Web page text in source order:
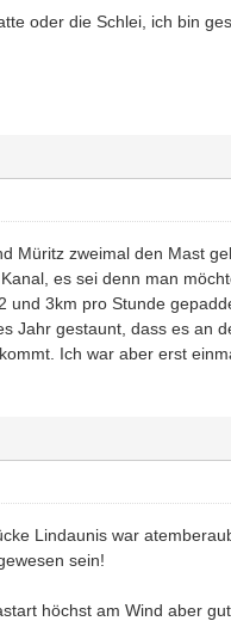
oder die Schlei, ich bin
Müritz zweimal den Mast
es sei denn man
und 3km pro Stunde
Jahr gestaunt, dass es an
Ich war aber erst
Lindaunis war
sein!
höchst am Wind aber